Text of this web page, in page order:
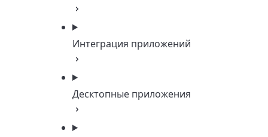
Интеграция приложений
Десктопные приложения